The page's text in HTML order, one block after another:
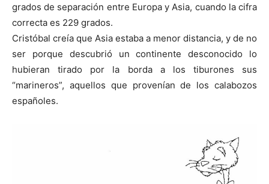
grados de separación entre Europa y Asia, cuando la cifra
correcta es 229 grados.
Cristóbal creía que Asia estaba a menor distancia, y de no
ser porque descubrió un continente desconocido lo
hubieran tirado por la borda a los tiburones sus
“marineros”, aquellos que provenían de los calabozos
españoles.